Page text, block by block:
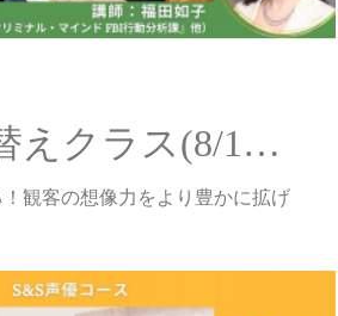
朗読・吹替えクラス(8/1更新)
観客の想像力をより豊かに拡げ